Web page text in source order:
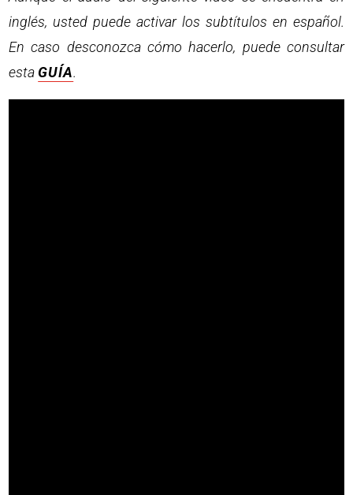
inglés, usted puede activar los subtítulos en español.
En caso desconozca cómo hacerlo, puede consultar
esta GUÍA.